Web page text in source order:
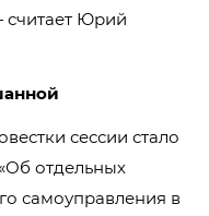
считает Юрий
сессии стало
отдельных
самоуправления в